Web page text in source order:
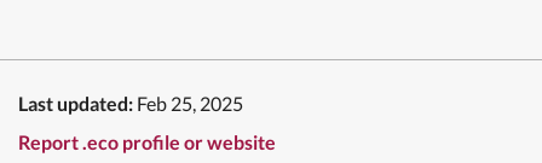
Last updated: Feb 25, 2025
Report .eco profile or website